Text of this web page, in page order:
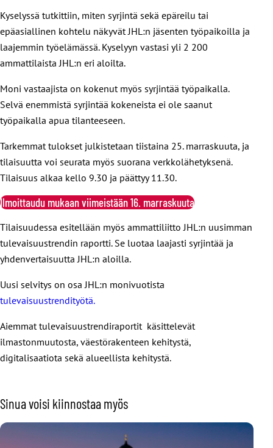
Kyselyssä tutkittiin, miten syrjintä sekä epäreilu tai
epäasiallinen kohtelu näkyvät JHL:n jäsenten työpaikoilla ja
laajemmin työelämässä. Kyselyyn vastasi yli 2 200
ammattilaista JHL:n eri aloilta.
Moni vastaajista on kokenut myös syrjintää työpaikalla.
Selvä enemmistä syrjintää kokeneista ei ole saanut
työpaikalla apua tilanteeseen.
Tarkemmat tulokset julkistetaan tiistaina 25. marraskuuta, ja
tilaisuutta voi seurata myös suorana verkkolähetyksenä.
Tilaisuus alkaa kello 9.30 ja päättyy 11.30.
Ilmoittaudu mukaan viimeistään 16. marraskuuta
Tilaisuudessa esitellään myös ammattiliitto JHL:n uusimman
tulevaisuustrendin raportti. Se luotaa laajasti syrjintää ja
yhdenvertaisuutta JHL:n aloilla.
Uusi selvitys on osa JHL:n monivuotista
tulevaisuustrendityötä.
Aiemmat tulevaisuustrendiraportit käsittelevät
ilmastonmuutosta, väestörakenteen kehitystä,
digitalisaatiota sekä alueellista kehitystä.
Sinua voisi kiinnostaa myös